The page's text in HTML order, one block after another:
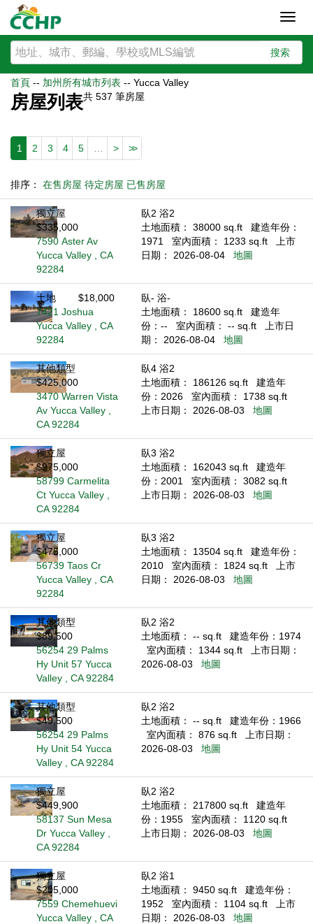
搜索
首頁 -- 加州所有城市列表 -- Yucca Valley
房屋列表共 537 筆房屋
1 2 3 4 5 > >>
排序： 在售房屋 待定房屋 已售房屋
獨立屋
$335,000
7590 Aster Av
Yucca Valley , CA
92284
臥2 浴2
土地面積： 38000 sq.ft
建造年份：
1971
室內面積： 1233 sq.ft
上市
日期： 2026-08-04
地圖
土地
$18,000
7421 Joshua
Yucca Valley , CA
92284
臥- 浴-
土地面積： 18600 sq.ft
建造年
份：--
室內面積： -- sq.ft
上市日
期： 2026-08-04
地圖
其他類型
$425,000
3470 Warren Vista
Av Yucca Valley ,
CA 92284
臥4 浴2
土地面積： 186126 sq.ft
建造年
份：2026
室內面積： 1738 sq.ft
上市日期： 2026-08-03
地圖
獨立屋
$975,000
58799 Carmelita
Ct Yucca Valley ,
CA 92284
臥3 浴2
土地面積： 162043 sq.ft
建造年
份：2001
室內面積： 3082 sq.ft
上市日期： 2026-08-03
地圖
獨立屋
$475,000
56739 Taos Cr
Yucca Valley , CA
92284
臥3 浴2
土地面積： 13504 sq.ft
建造年份：
2010
室內面積： 1824 sq.ft
上市
日期： 2026-08-03
地圖
其他類型
$89,500
56254 29 Palms
Hy Unit 57 Yucca
Valley , CA 92284
臥2 浴2
土地面積： -- sq.ft
建造年份：1974
室內面積： 1344 sq.ft
上市日期：
2026-08-03
地圖
其他類型
$49,500
56254 29 Palms
Hy Unit 54 Yucca
Valley , CA 92284
臥2 浴2
土地面積： -- sq.ft
建造年份：1966
室內面積： 876 sq.ft
上市日期：
2026-08-03
地圖
獨立屋
$449,900
58137 Sun Mesa
Dr Yucca Valley ,
CA 92284
臥2 浴2
土地面積： 217800 sq.ft
建造年
份：1955
室內面積： 1120 sq.ft
上市日期： 2026-08-03
地圖
獨立屋
$205,000
7559 Chemehuevi
Yucca Valley , CA
臥2 浴1
土地面積： 9450 sq.ft
建造年份：
1952
室內面積： 1104 sq.ft
上市
日期： 2026-08-03
地圖